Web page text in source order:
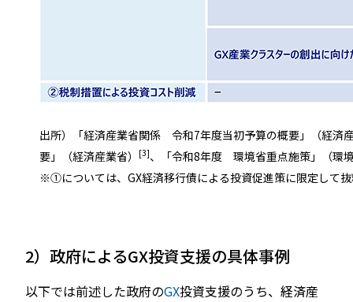
出所）「経済産業省関係 令和7年度当初予算の概要」（経済
要」（経済産業省）
[3]、「令和8年度 環境省重点施策」（環
※①については、GX経済移行債による投資促進策に限定して
2）政府によるGX投資支援の具体事例
以下では前述した政府のGX投資支援のうち、経済産